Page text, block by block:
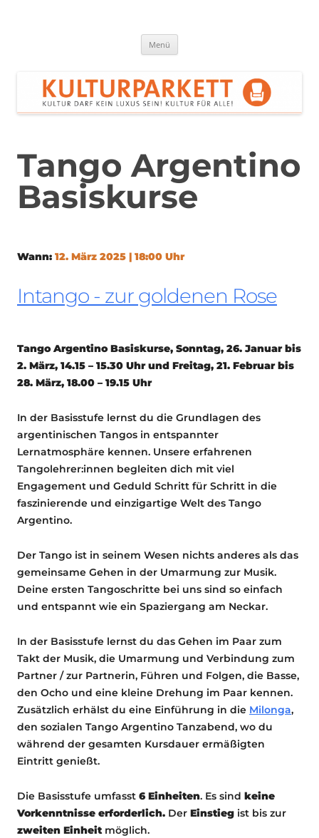
Menü
Tango Argentino
Basiskurse
Wann: 12. März 2025 | 18:00 Uhr
Intango - zur goldenen Rose
Tango Argentino Basiskurse, Sonntag, 26. Januar bis
2. März, 14.15 – 15.30 Uhr und Freitag, 21. Februar bis
28. März, 18.00 – 19.15 Uhr
In der Basisstufe lernst du die Grundlagen des
argentinischen Tangos in entspannter
Lernatmosphäre kennen. Unsere erfahrenen
Tangolehrer:innen begleiten dich mit viel
Engagement und Geduld Schritt für Schritt in die
faszinierende und einzigartige Welt des Tango
Argentino.
Der Tango ist in seinem Wesen nichts anderes als das
gemeinsame Gehen in der Umarmung zur Musik.
Deine ersten Tangoschritte bei uns sind so einfach
und entspannt wie ein Spaziergang am Neckar.
In der Basisstufe lernst du das Gehen im Paar zum
Takt der Musik, die Umarmung und Verbindung zum
Partner / zur Partnerin, Führen und Folgen, die Basse,
den Ocho und eine kleine Drehung im Paar kennen.
Zusätzlich erhälst du eine Einführung in die Milonga,
den sozialen Tango Argentino Tanzabend, wo du
während der gesamten Kursdauer ermäßigten
Eintritt genießt.
Die Basisstufe umfasst 6 Einheiten. Es sind keine
Vorkenntnisse erforderlich. Der Einstieg ist bis zur
zweiten Einheitmöglich.